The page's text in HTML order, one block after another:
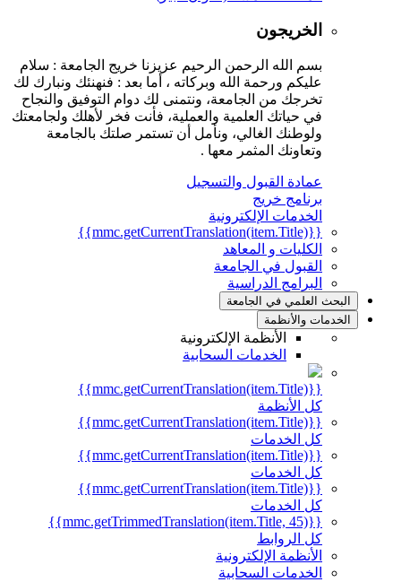
الخريجون
بسم الله الرحمن الرحيم عزيزنا خريج الجامعة : سلام
عليكم ورحمة الله وبركاته ، أما بعد : فنهنئك ونبارك لك
تخرجك من الجامعة، ونتمنى لك دوام التوفيق والنجاح
في حياتك العلمية والعملية، فأنت فخر لأهلك ولجامعتك
ولوطنك الغالي، ونأمل أن تستمر صلتك بالجامعة
وتعاونك المثمر معها .
عمادة القبول والتسجيل
برنامج خريج
الخدمات الإلكترونية
{{mmc.getCurrentTranslation(item.Title)}}
الكليات و المعاهد
القبول في الجامعة
البرامج الدراسية
البحث العلمي في الجامعة
الخدمات والأنظمة
الأنظمة الإلكترونية
الخدمات السحابية
{{mmc.getCurrentTranslation(item.Title)}}
كل الأنظمة
{{mmc.getCurrentTranslation(item.Title)}}
كل الخدمات
{{mmc.getCurrentTranslation(item.Title)}}
كل الخدمات
{{mmc.getCurrentTranslation(item.Title)}}
كل الخدمات
{{mmc.getTrimmedTranslation(item.Title, 45)}}
كل الروابط
الأنظمة الإلكترونية
الخدمات السحابية